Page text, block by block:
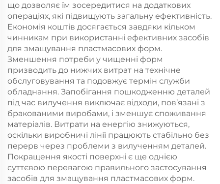
що дозволяє їм зосередитися на додаткових
операціях, які підвищують загальну ефективність.
Економія коштів досягається завдяки кільком
чинникам при використанні ефективних засобів
для змащування пластмасових форм.
Зменшення потреби у чищенні форм
призводить до нижчих витрат на технічне
обслуговування та подовжує термін служби
обладнання. Запобігання пошкодженню деталей
під час вилучення виключає відходи, пов’язані з
бракованими виробами, і зменшує споживання
матеріалів. Витрати на енергію знижуються,
оскільки виробничі лінії працюють стабільно без
перерв через проблеми з вилученням деталей.
Покращення якості поверхні є ще однією
суттєвою перевагою правильного застосування
засобів для змащування пластмасових форм.